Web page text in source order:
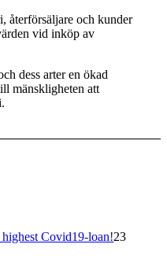
återförsäljare och kunder
vid inköp av
dess arter en ökad
mänskligheten att
highest Covid19-loan!23